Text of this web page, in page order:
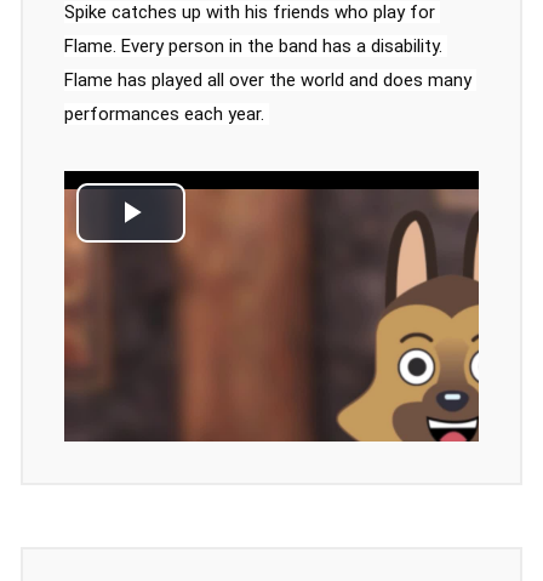
Spike catches up with his friends who play for
Flame. Every person in the band has a disability.
Flame has played all over the world and does many
performances each year.